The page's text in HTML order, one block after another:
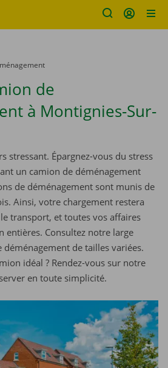
de
à Montignies-Sur-
stressant. Épargnez-vous du stress
un camion de déménagement
de déménagement sont munis de
Ainsi, votre chargement restera
transport, et toutes vos affaires
entières. Consultez notre large
de tailles variées.
idéal ? Rendez-vous sur notre
en toute simplicité.